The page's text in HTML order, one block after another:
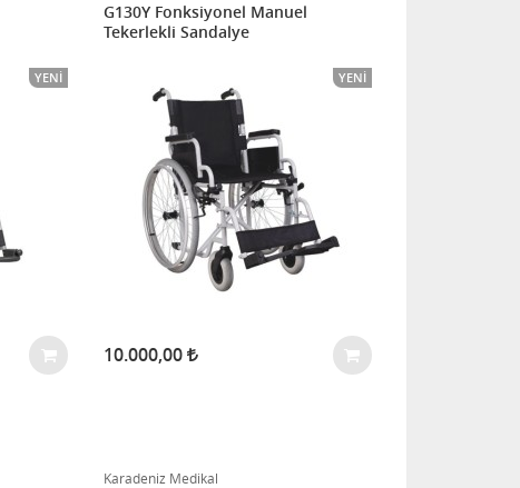
YENI
G130Y Fonksiyonel Manuel
Tekerlekli Sandalye
YENI
10.000,00
Karadeniz Medikal